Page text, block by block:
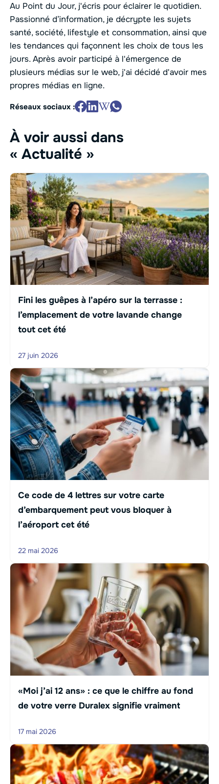
Au Point du Jour, j'écris pour éclairer le quotidien.
Passionné d’information, je décrypte les sujets
santé, société, lifestyle et consommation, ainsi que
les tendances qui façonnent les choix de tous les
jours. Après avoir participé à l'émergence de
plusieurs médias sur le web, j'ai décidé d'avoir mes
propres médias en ligne.
Réseaux sociaux :
À voir aussi dans
« Actualité »
Fini les guêpes à l’apéro sur la terrasse :
l’emplacement de votre lavande change
tout cet été
27 juin 2026
Ce code de 4 lettres sur votre carte
d’embarquement peut vous bloquer à
l’aéroport cet été
22 mai 2026
«Moi j’ai 12 ans» : ce que le chiffre au fond
de votre verre Duralex signifie vraiment
17 mai 2026